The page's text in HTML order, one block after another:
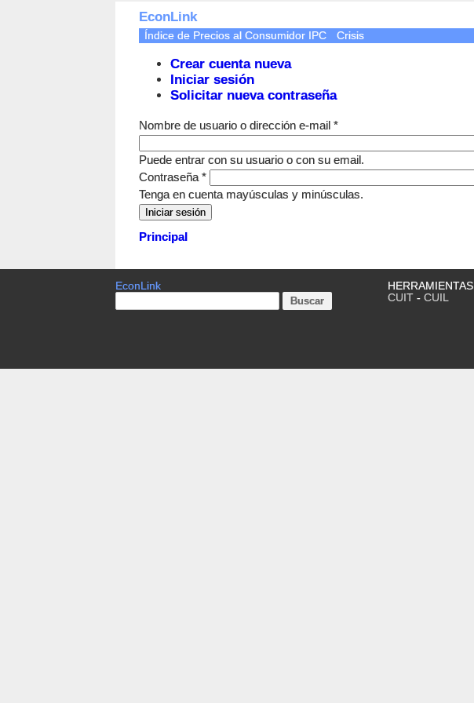
EconLink
Crear cuenta nueva
Iniciar sesión
Solicitar nueva contraseña
Índice de Precios al Consumidor IPC Crisis
Nombre de usuario o dirección e-mail *
Puede entrar con su usuario o con su email.
Contraseña *
Tenga en cuenta mayúsculas y minúsculas.
Principal
EconLink
HERRAMIENTAS
CUIT- CUIL